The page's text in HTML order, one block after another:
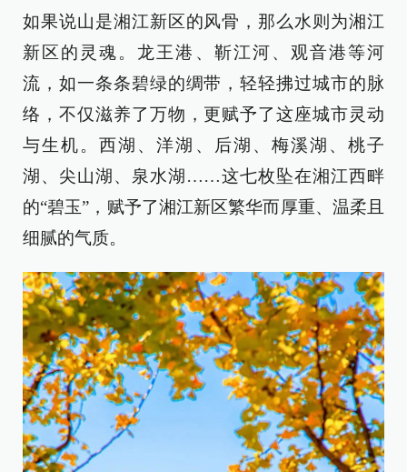
如果说山是湘江新区的风骨，那么水则为湘江
新区的灵魂。龙王港、靳江河、观音港等河
流，如一条条碧绿的绸带，轻轻拂过城市的脉
络，不仅滋养了万物，更赋予了这座城市灵动
与生机。西湖、洋湖、后湖、梅溪湖、桃子
湖、尖山湖、泉水湖……这七枚坠在湘江西畔
的“碧玉”，赋予了湘江新区繁华而厚重、温柔且
细腻的气质。